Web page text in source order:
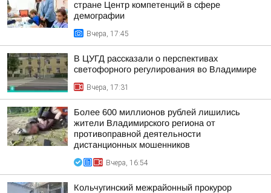
стране Центр компетенций в сфере
демографии
Вчера, 17:45
В ЦУГД рассказали о перспективах
светофорного регулирования во Владимире
Вчера, 17:31
Более 600 миллионов рублей лишились
жители Владимирского региона от
противоправной деятельности
дистанционных мошенников
Вчера, 16:54
Кольчугинский межрайонный прокурор